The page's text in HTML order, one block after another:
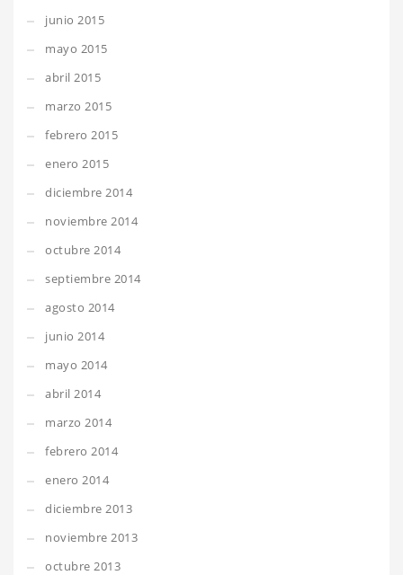
junio 2015
mayo 2015
abril 2015
marzo 2015
febrero 2015
enero 2015
diciembre 2014
noviembre 2014
octubre 2014
septiembre 2014
agosto 2014
junio 2014
mayo 2014
abril 2014
marzo 2014
febrero 2014
enero 2014
diciembre 2013
noviembre 2013
octubre 2013